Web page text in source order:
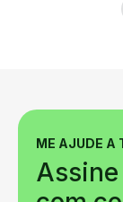
ME AJUDE A